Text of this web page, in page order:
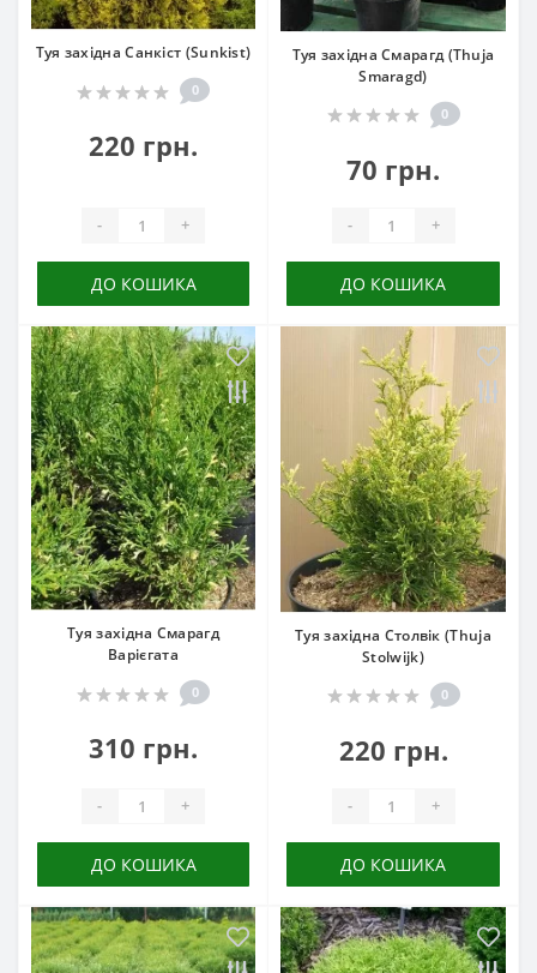
Туя західна Санкіст (Sunkist)
0
220 грн.
- +
ДО КОШИКА
Туя західна Смарагд (Thuja
Smaragd)
0
70 грн.
- +
ДО КОШИКА
Туя західна Смарагд
Варієгата
0
310 грн.
- +
ДО КОШИКА
Туя західна Столвік (Thuja
Stolwijk)
0
220 грн.
- +
ДО КОШИКА